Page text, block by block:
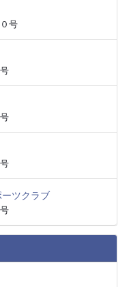
号
ツクラブ